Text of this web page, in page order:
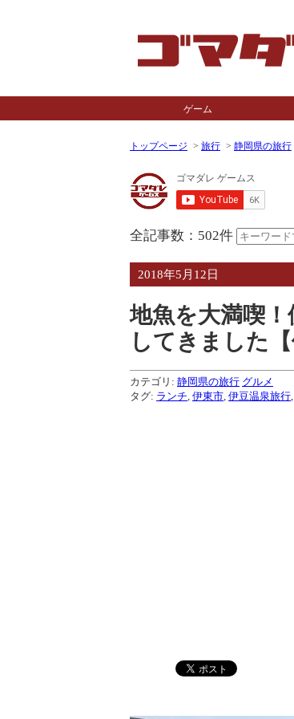
ゲーム
トップページ 旅行 静岡県の旅行
全記事数：502件
2018年5月12日
地魚を大満喫
してきました
カテゴリ: 静岡県の旅行 グルメ
タグ: ランチ 伊東市 伊豆温泉旅行